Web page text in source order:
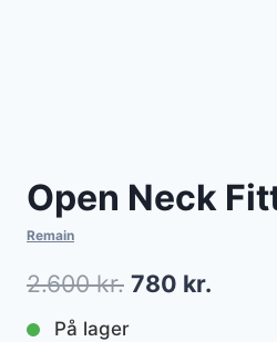
Open Neck
Remain
2.600kr. Den
780 kr.
På lager